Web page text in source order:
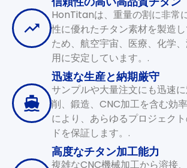
HonTitanは、重量の割に非常
性に優れたチタン素材を製造
ため、航空宇宙、医療、化学
用に安定しています。.
迅速な生産と納期厳守
サンプルや大量注文にも迅速
削、鍛造、CNC加工を含む効
により、あらゆるプロジェク
ドを保証します。.
高度なチタン加工能力
複雑なCNC機械加工から溶接